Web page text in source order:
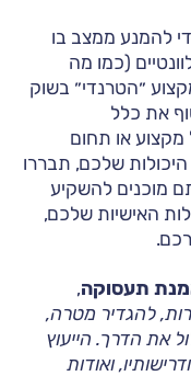
להמנע ממצב בו
(כמו מה
״הטרנדי״ בשוק
את כלל
מקצוע או תחום
שלכם, תבררו
מוכנים להשקיע
האישיות שלכם,
תעסוקה,
להגדיר מטרה,
את הדרך. הייעוץ
ואודות